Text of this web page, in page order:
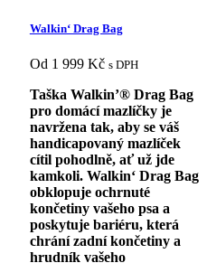
Walkin‘ Drag Bag
Od 1 999 Kč s DPH
Taška Walkin’® Drag Bag
pro domácí mazlíčky je
navržena tak, aby se váš
handicapovaný mazlíček
cítil pohodlně, ať už jde
kamkoli. Walkin‘ Drag Bag
obklopuje ochrnuté
končetiny vašeho psa a
poskytuje bariéru, která
chrání zadní končetiny a
hrudník vašeho